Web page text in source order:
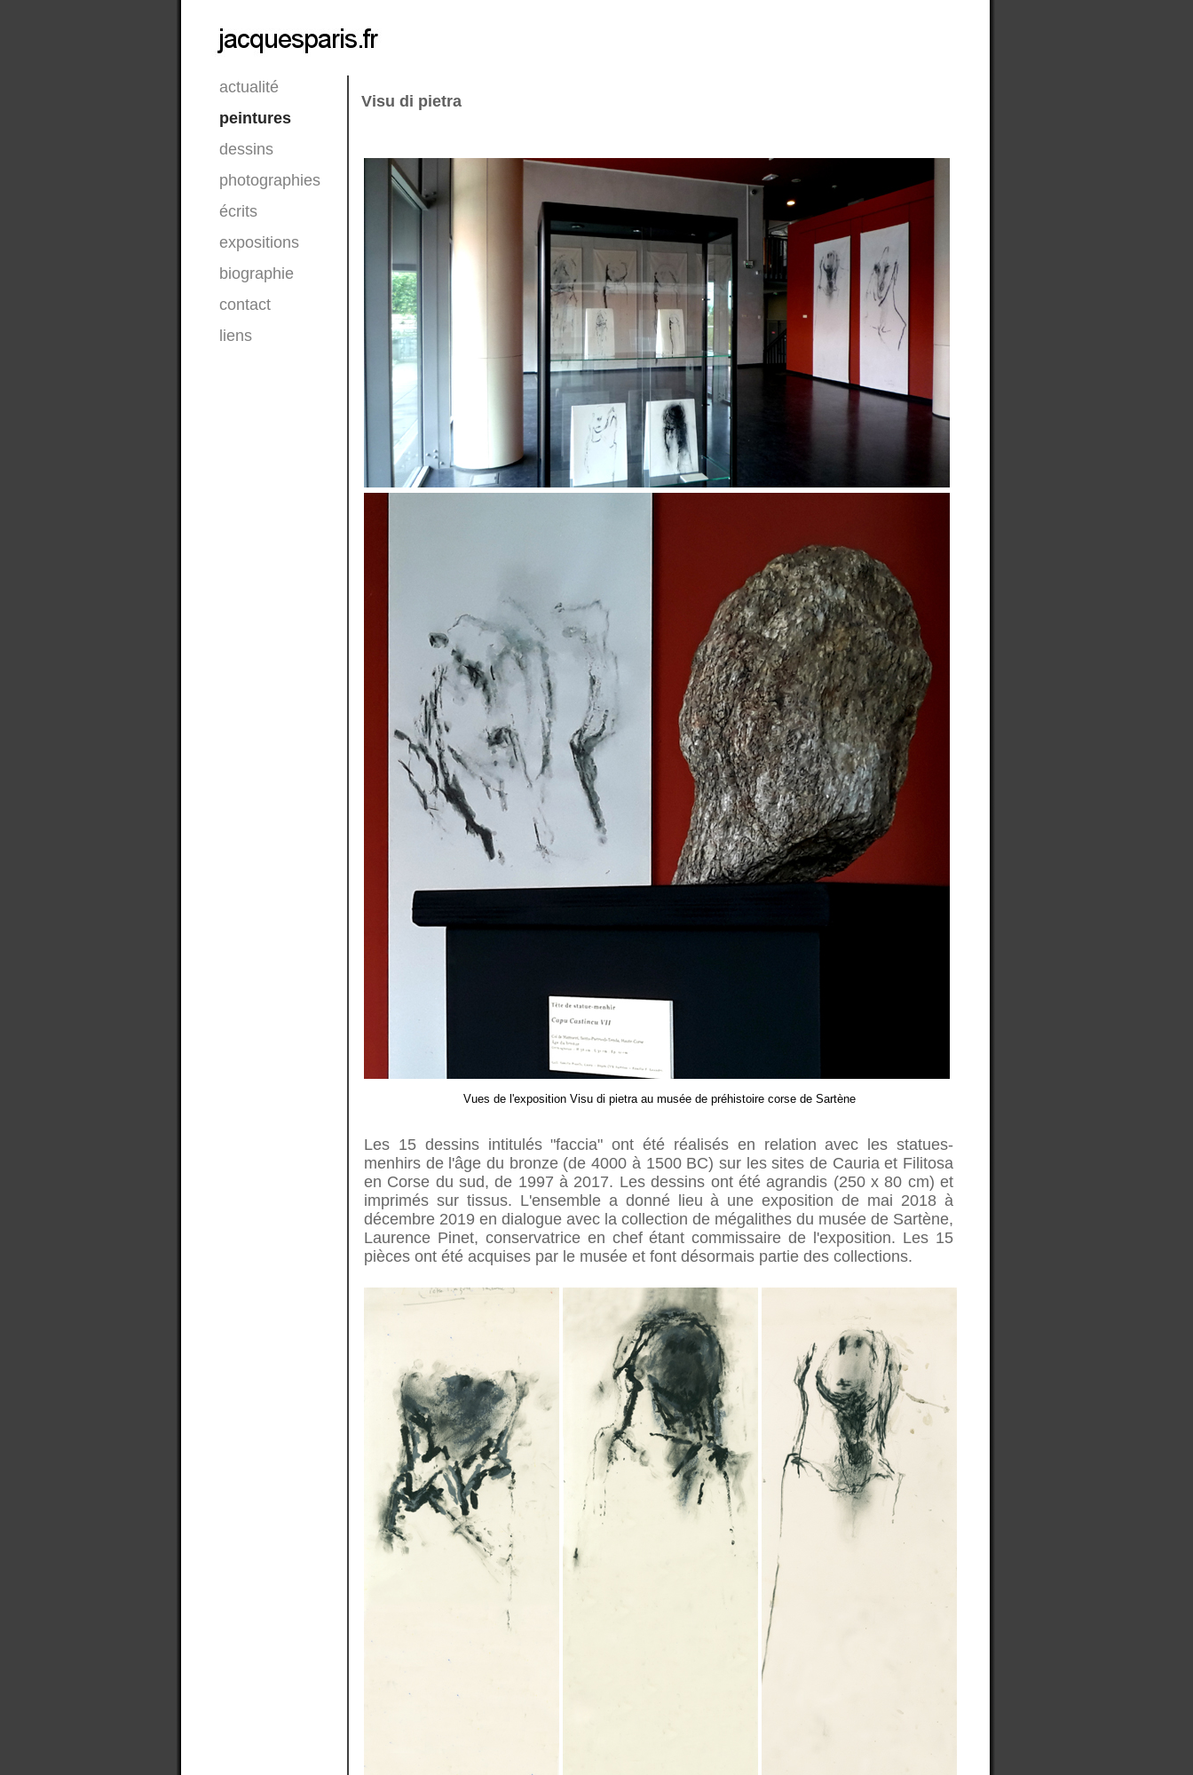
actualité
peintures
dessins
photographies
écrits
expositions
biographie
contact
liens
Visu di pietra
Vues de l'exposition Visu di pietra au musée de préhistoire corse de Sartène
Les 15 dessins intitulés "faccia" ont été réalisés en relation avec les statues-
menhirs de l'âge du bronze (de 4000 à 1500 BC) sur les sites de Cauria et Filitosa
en Corse du sud, de 1997 à 2017. Les dessins ont été agrandis (250 x 80 cm) et
imprimés sur tissus. L'ensemble a donné lieu à une exposition de mai 2018 à
décembre 2019 en dialogue avec la collection de mégalithes du musée de Sartène,
Laurence Pinet, conservatrice en chef étant commissaire de l'exposition. Les 15
pièces ont été acquises par le musée et font désormais partie des collections.